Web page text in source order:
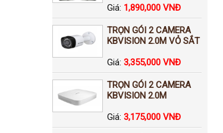
Giá: 1,890,000 VNĐ
TRỌN GÓI 2 CAMERA
KBVISION 2.0M VỎ SẮT
Giá: 3,355,000 VNĐ
TRỌN GÓI 2 CAMERA
KBVISION 2.0M
Giá: 3,175,000 VNĐ